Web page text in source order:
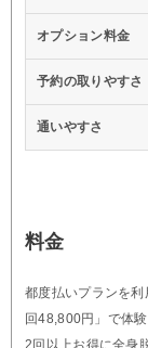
オプション料金
予約の取りやすさ
通いやすさ
料金
都度払いプランを
回48,800円」で体験
2回以上お得に全身